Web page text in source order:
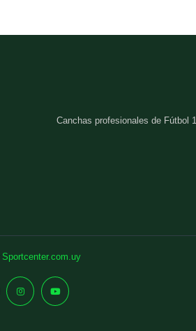
Canchas profesionales de Fútbol
Sportcenter.com.uy